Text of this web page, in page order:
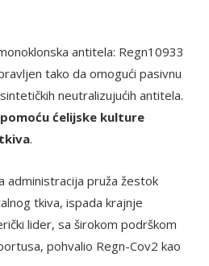
antitela: Regn10933
tako da omogući pasivnu
neutralizujućih antitela.
ćelijske kulture
.
administracija pruža žestok
tkiva, ispada krajnje
lider, sa širokom podrškom
pohvalio Regn-Cov2 kao